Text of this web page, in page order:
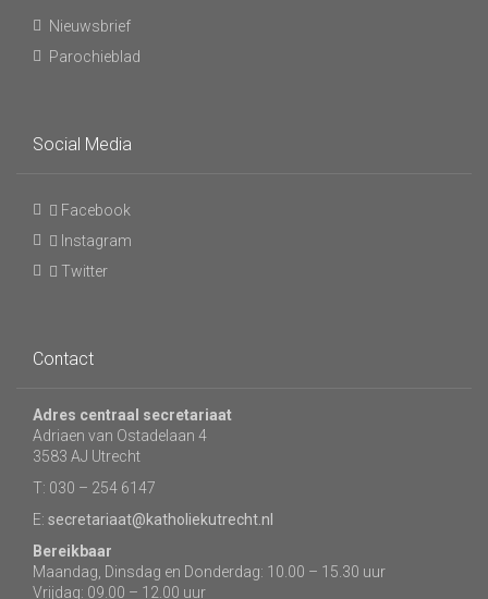
Nieuwsbrief
Parochieblad
Social Media
Facebook
Instagram
Twitter
Contact
Adres centraal secretariaat
Adriaen van Ostadelaan 4
3583 AJ Utrecht
T: 030 – 254 6147
E: secretariaat@katholiekutrecht.nl
Bereikbaar
Maandag, Dinsdag en Donderdag: 10.00 – 15.30 uur
Vrijdag: 09.00 – 12.00 uur